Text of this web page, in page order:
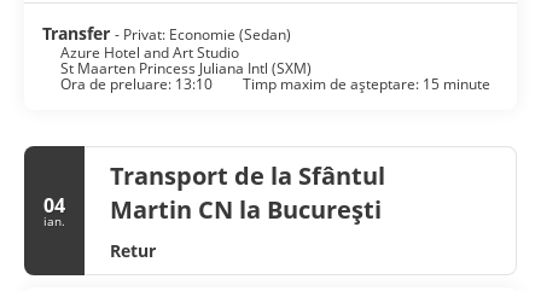
Transfer - Privat: Economie (Sedan)
Azure Hotel and Art Studio
St Maarten Princess Juliana Intl (SXM)
Ora de preluare: 13:10 Timp maxim de așteptare: 15 minute
04
ian.
Transport de la Sfântul
Martin CN la București
Retur